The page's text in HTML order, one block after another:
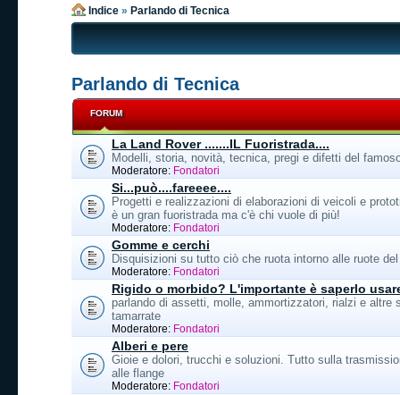
Indice » Parlando di Tecnica
Parlando di Tecnica
FORUM
La Land Rover .......IL Fuoristrada....
Modelli, storia, novità, tecnica, pregi e difetti del
Moderatore: Fondatori
Si...può....fareeee....
Progetti e realizzazioni di elaborazioni di veicoli e
è un gran fuoristrada ma c'è chi vuole di più!
Moderatore: Fondatori
Gomme e cerchi
Disquisizioni su tutto ciò che ruota intorno alle ruote
Moderatore: Fondatori
Rigido o morbido? L'importante è saperlo
parlando di assetti, molle, ammortizzatori, rialzi e altre
tamarrate
Moderatore: Fondatori
Alberi e pere
Gioie e dolori, trucchi e soluzioni. Tutto sulla
alle flange
Moderatore: Fondatori